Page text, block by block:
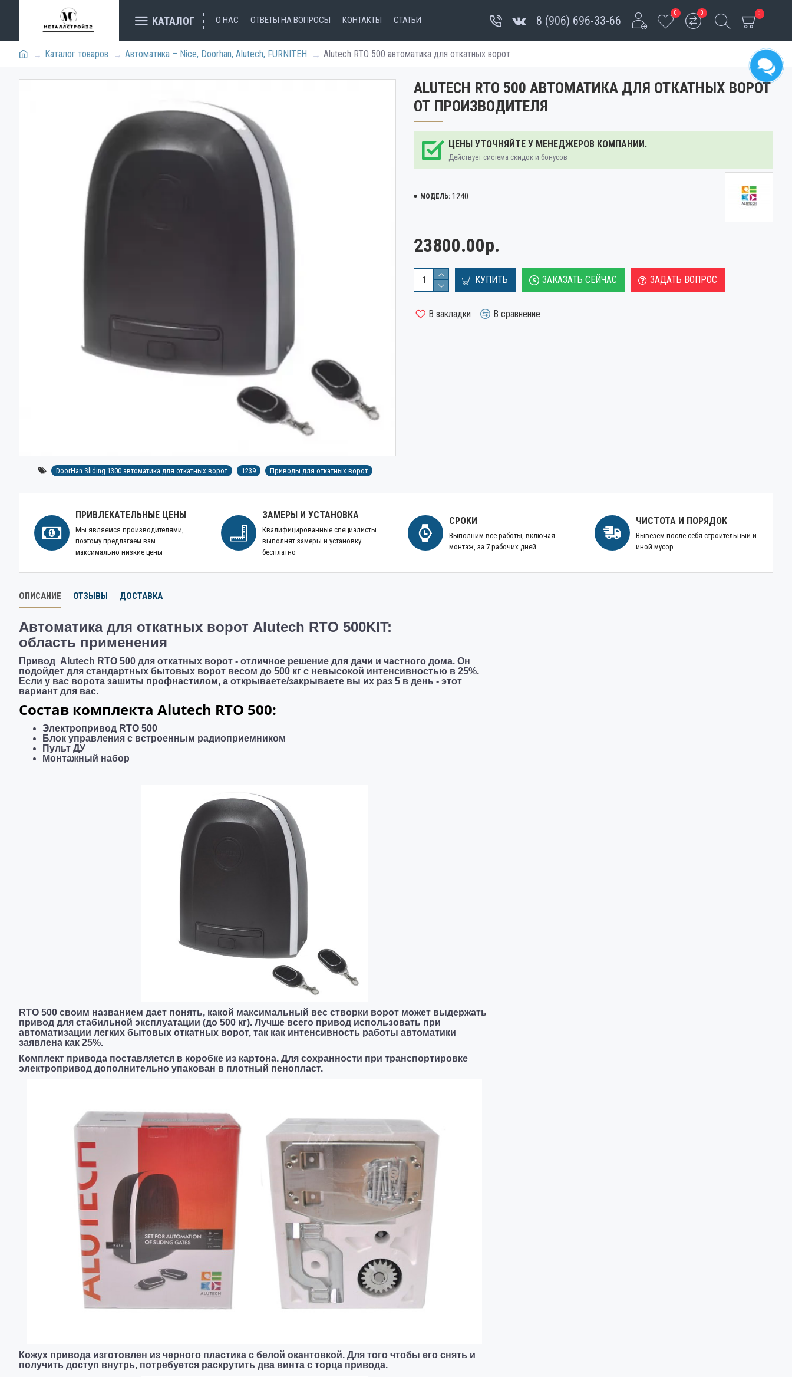
КАТАЛОГ О НАС ОТВЕТЫ НА ВОПРОСЫ КОНТАКТЫ СТАТЬИ 8 (906) 696-33-66
0 0 0
Каталог товаров Автоматика – Nice, Doorhan, Alutech, FURNITEH Alutech RTO 500 автоматика для откатных ворот
DoorHan Sliding 1300 автоматика для откатных ворот 1239 Приводы для откатных ворот
ALUTECH RTO 500 АВТОМАТИКА ДЛЯ ОТКАТНЫХ ВОРОТ
ОТ ПРОИЗВОДИТЕЛЯ
ЦЕНЫ УТОЧНЯЙТЕ У МЕНЕДЖЕРОВ КОМПАНИИ.
Действует система скидок и бонусов
МОДЕЛЬ: 1240
23800.00р.
КУПИТЬ ЗАКАЗАТЬ СЕЙЧАС ЗАДАТЬ ВОПРОС
В закладки В сравнение
ПРИВЛЕКАТЕЛЬНЫЕ ЦЕНЫ
Мы являемся производителями,
поэтому предлагаем вам
максимально низкие цены
ЗАМЕРЫ И УСТАНОВКА
Квалифицированные специалисты
выполнят замеры и установку
бесплатно
СРОКИ
Выполним все работы, включая
монтаж, за 7 рабочих дней
ЧИСТОТА И ПОРЯДОК
Вывезем после себя строительный и
иной мусор
ОПИСАНИЕ ОТЗЫВЫ ДОСТАВКА
Автоматика для откатных ворот Alutech RTO 500KIT:
область применения
Привод Alutech RTO 500 для откатных ворот - отличное решение для дачи и частного дома. Он
подойдет для стандартных бытовых ворот весом до 500 кг с невысокой интенсивностью в 25%.
Если у вас ворота зашиты профнастилом, а открываете/закрываете вы их раз 5 в день - этот
вариант для вас.
Состав комплекта Alutech RTO 500:
Электропривод RTO 500
Блок управления с встроенным радиоприемником
Пульт ДУ
Монтажный набор
RTO 500 своим названием дает понять, какой максимальный вес створки ворот может выдержать
привод для стабильной эксплуатации (до 500 кг). Лучше всего привод использовать при
автоматизации легких бытовых откатных ворот, так как интенсивность работы автоматики
заявлена как 25%.
Комплект привода поставляется в коробке из картона. Для сохранности при транспортировке
электропривод дополнительно упакован в плотный пенопласт.
Кожух привода изготовлен из черного пластика с белой окантовкой. Для того чтобы его снять и
получить доступ внутрь, потребуется раскрутить два винта с торца привода.